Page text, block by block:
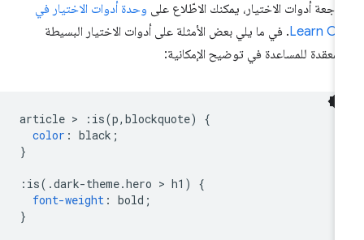
أدوات الاختيار، يمكنك الاطّلاع علىوحدة أدوات الاختيار في
Learn. في ما يلي بعض الأمثلة على أدوات الاختيار البسيطة
للمساعدة في توضيح الإمكانية:
article > :is (p,blockquote
color: black
: is(.dark-theme.hero > h1
font-weight: bold